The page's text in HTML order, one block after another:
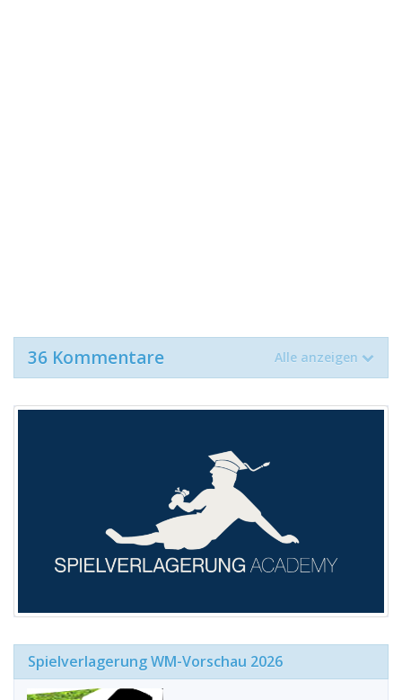
36 Kommentare Alle anzeigen
Spielverlagerung WM-Vorschau 2026